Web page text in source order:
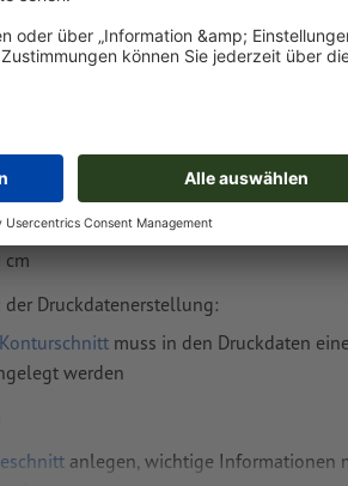
Mehrfachpack,
50 x 70 cm
mm Beschnitt): 50,4 x 70,4 cm
cm
Druckdatenerstellung:
Konturschnitt muss in den Druckdaten
werden
anlegen, wichtige Informationen